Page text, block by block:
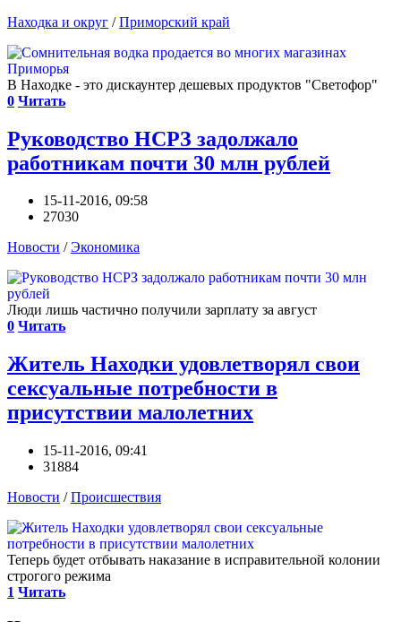
Находка и округ /Приморский край
В Находке - это дискаунтер дешевых продуктов "Светофор"
0 Читать
Руководство НСРЗ задолжало
работникам почти 30 млн рублей
15-11-2016, 09:58
27030
Новости /Экономика
Люди лишь частично получили зарплату за август
0 Читать
Житель Находки удовлетворял свои
сексуальные потребности в
присутствии малолетних
15-11-2016, 09:41
31884
Новости /Происшествия
Теперь будет отбывать наказание в исправительной колонии
строгого режима
1 Читать